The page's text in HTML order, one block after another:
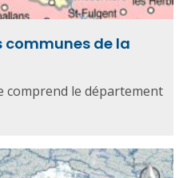
communes de la
comprend le département